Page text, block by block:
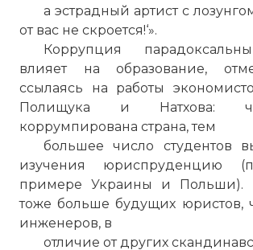
а эстрадный артист с
от вас не скроется!‘».
Коррупция
влияет на образование,
ссылаясь на работы
Полищука и Натхова:
коррумпирована страна, тем
большее число студентов
изучения юриспруденцию
примере Украины и Польши).
тоже больше будущих юристов,
инженеров, в
отличие от других
Исландия и ЕС: кризис
Имя: